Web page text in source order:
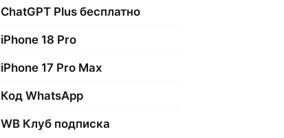
ChatGPT Plus бесплатно
iPhone 18 Pro
iPhone 17 Pro Max
Код WhatsApp
WB Клуб подписка